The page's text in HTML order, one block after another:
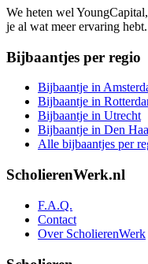
We heten wel
je al wat meer ervaring
Bijbaantjes per regio
Bijbaantje in
Bijbaantje in
Bijbaantje in Utrecht
Bijbaantje in Den
Alle bijbaantjes per
ScholierenWerk.nl
F.A.Q.
Contact
Over ScholierenWerk